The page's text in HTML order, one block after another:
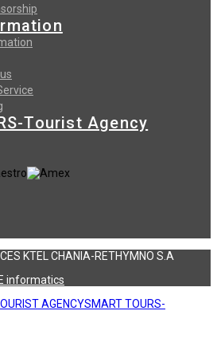
Tourist Agency
KTEL CHANIA-RETHYMNO S.A
informatics
SMART TOURS-